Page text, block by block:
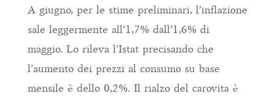
A giugno, per le stime preliminari, l’inflazione
sale leggermente all’1,7% dall’1,6% di
maggio. Lo rileva l’Istat precisando che
l’aumento dei prezzi al consumo su base
mensile è dello 0,2%. Il rialzo del carovita è